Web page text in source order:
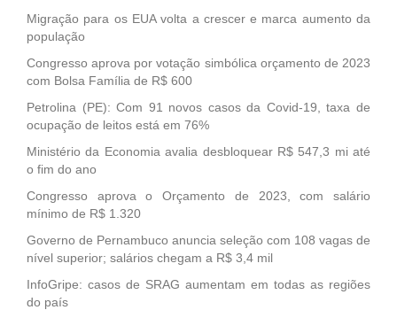
Migração para os EUA volta a crescer e marca aumento da
população
Congresso aprova por votação simbólica orçamento de 2023
com Bolsa Família de R$ 600
Petrolina (PE): Com 91 novos casos da Covid-19, taxa de
ocupação de leitos está em 76%
Ministério da Economia avalia desbloquear R$ 547,3 mi até
o fim do ano
Congresso aprova o Orçamento de 2023, com salário
mínimo de R$ 1.320
Governo de Pernambuco anuncia seleção com 108 vagas de
nível superior; salários chegam a R$ 3,4 mil
InfoGripe: casos de SRAG aumentam em todas as regiões
do país